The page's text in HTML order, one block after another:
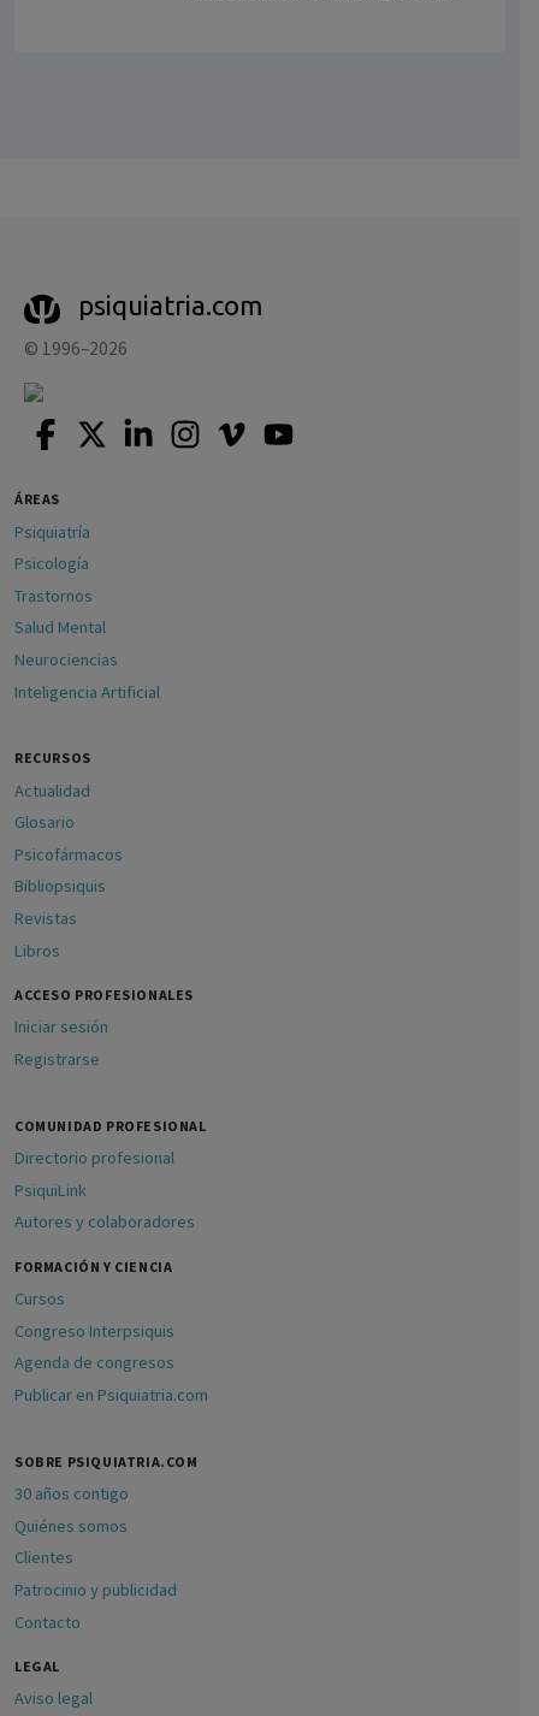
psiquiatria.com
© 1996–2026
ÁREAS
Psiquiatría
Psicología
Trastornos
Salud Mental
Neurociencias
Inteligencia Artificial
RECURSOS
Actualidad
Glosario
Psicofármacos
Bibliopsiquis
Revistas
Libros
ACCESO PROFESIONALES
Iniciar sesión
Registrarse
COMUNIDAD PROFESIONAL
Directorio profesional
PsiquiLink
Autores y colaboradores
FORMACIÓN Y CIENCIA
Cursos
Congreso Interpsiquis
Agenda de congresos
Publicar en Psiquiatria.com
SOBRE PSIQUIATRIA.COM
30 años contigo
Quiénes somos
Clientes
Patrocinio y publicidad
Contacto
LEGAL
Aviso legal